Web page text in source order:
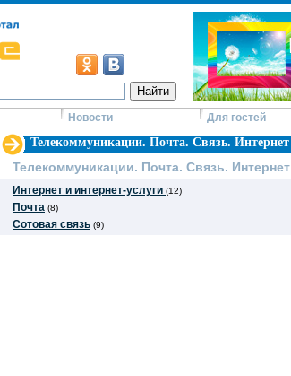
Новости Для гостей
Телекоммуникации. Почта. Связь. Интернет
Телекоммуникации. Почта. Связь. Интернет
Интернет и интернет-услуги (12)
Почта (8)
Сотовая связь (9)